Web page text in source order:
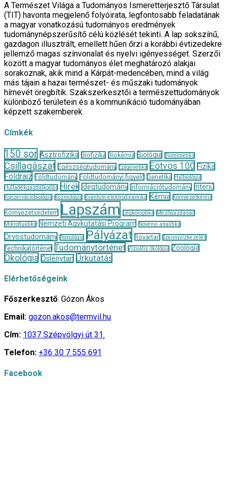
A Természet Világa a Tudományos Ismeretterjesztő Társulat
(TIT) havonta megjelenő folyóirata, legfontosabb feladatának
a magyar vonatkozású tudományos eredmények
tudománynépszerűsítő célú közlését tekinti. A lap sokszínű,
gazdagon illusztrált, emellett hűen őrzi a korábbi évtizedekre
jellemző magas színvonalat és nyelvi igényességet. Szerzői
között a magyar tudományos élet meghatározó alakjai
sorakoznak, akik mind a Kárpát-medencében, mind a világ
más tájain a hazai természet- és műszaki tudományok
hírnevét öregbítik. Szakszerkesztői a természettudományok
különböző területein és a kommunikáció tudományában
képzett szakemberek.
Címkék
150 sor Asztrofizika Biofizika Biokémia Biológia Biomimetika
Csillagászat Egészségtudomány Epigenetika Eötvös 100 Fizika
Földrajz Földtudomány Földtudományi figyelő Genetika
Halbiológia
Hulladékgazdálkodás
Hírek Idegtudomány Információtudomány Interjú
Konzervációbiológia Kozmológia Kvantum-elektrodinamika Kémia Környezetkémia
Környezetvédelem Lapszám Légköroptika
Mezőgazdaság
Mikrofluidika
Nemzeti Agykutatási Program Növényi analitika
Orvostudomány Pomológia Pályázat Rovartan Szennyvízkezelés
Technikatörténet Tudománytörténet Vizuális ökológia Zoológia
Ökológia Őslénytan Űrkutatás
Elérhetőségeink
Főszerkesztő: Gózon Ákos
Email: gozon.akos@termvil.hu
Cím: 1037 Szépvölgyi út 31.
Telefon: +36 30 7 555 691
Facebook